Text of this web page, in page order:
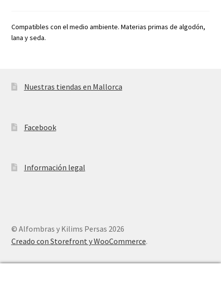
Compatibles con el medio ambiente. Materias primas de algodón,
lana y seda.
Nuestras tiendas en Mallorca
Facebook
Información legal
© Alfombras y Kilims Persas 2026
Creado con Storefront y WooCommerce.